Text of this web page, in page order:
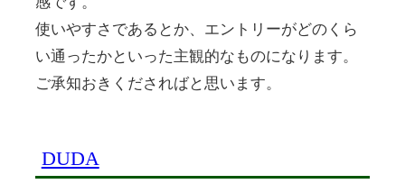
使いやすさであるとか、エントリーがどのくら
い通ったかといった主観的なものになります。
ご承知おきくださればと思います。
DUDA